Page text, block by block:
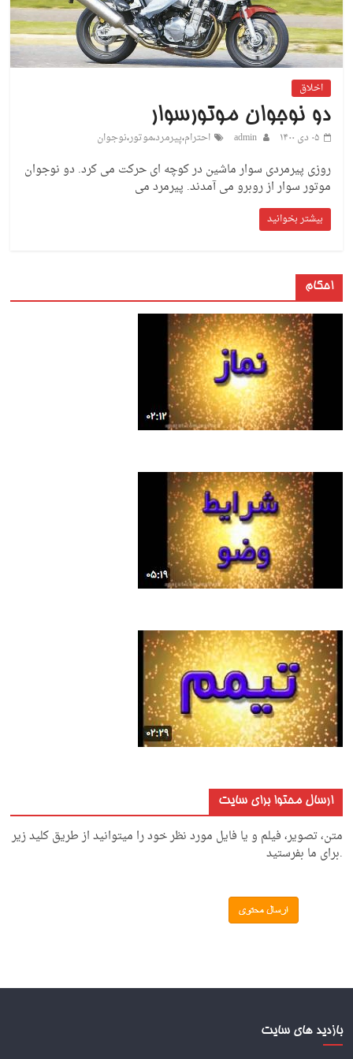
اخلاق
دو نوجوان موتورسوار
۰۵ دی ۱۴۰۰ admin احترام،پیرمرد،موتور،نوجوان
روزی پیرمردی سوار ماشین در کوچه ای حرکت می کرد. دو نوجوان
موتور سوار از روبرو می آمدند. پیرمرد می
بیشتر بخوانید
احکام
ارسال محتوا برای سایت
متن، تصویر، فیلم و یا فایل مورد نظر خود را میتوانید از طریق کلید زیر
.برای ما بفرستید
بازدید های سایت